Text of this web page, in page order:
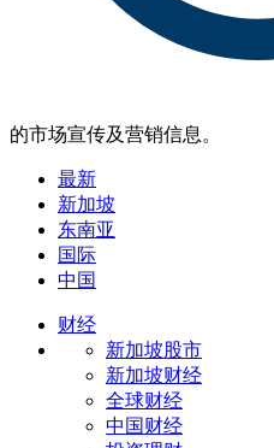
的市场宣传及营销信息。
最新
新加坡
东南亚
国际
中国
财经
新加坡股市
新加坡财经
全球财经
中国财经